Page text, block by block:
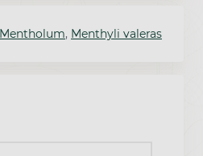
Mentholum, Menthyli valeras